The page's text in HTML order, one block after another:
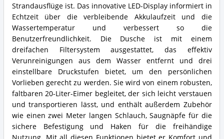
Strandausflüge ist. Das innovative LED-Display informiert in
Echtzeit über die verbleibende Akkulaufzeit und die
Wassertemperatur und verbessert so die
Benutzerfreundlichkeit. Die Dusche ist mit einem
dreifachen Filtersystem ausgestattet, das effektiv
Verunreinigungen aus dem Wasser entfernt und drei
einstellbare Druckstufen bietet, um den persönlichen
Vorlieben gerecht zu werden. Sie wird von einem robusten,
faltbaren 20-Liter-Eimer begleitet, der sich leicht verstauen
und transportieren lässt, und enthält außerdem Zubehör
wie einen zwei Meter langen Schlauch, Saugnäpfe für die
sichere Befestigung und Haken für die freihändige